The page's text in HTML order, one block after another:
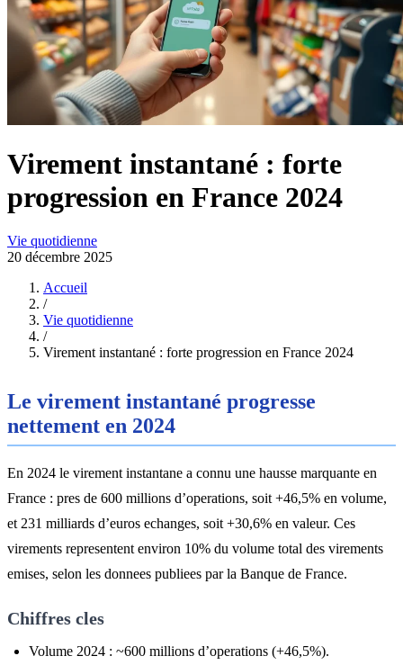
Virement instantané : forte
progression en France 2024
Vie quotidienne
20 décembre 2025
Accueil
/
Vie quotidienne
/
Virement instantané : forte progression en France 2024
Le virement instantané progresse
nettement en 2024
En 2024 le virement instantane a connu une hausse marquante en
France : pres de 600 millions d’operations, soit +46,5% en volume,
et 231 milliards d’euros echanges, soit +30,6% en valeur. Ces
virements representent environ 10% du volume total des virements
emises, selon les donnees publiees par la Banque de France.
Chiffres cles
Volume 2024 : ~600 millions d’operations (+46,5%).